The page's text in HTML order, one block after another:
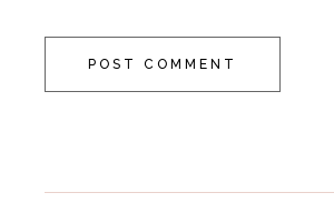
POST COMMENT